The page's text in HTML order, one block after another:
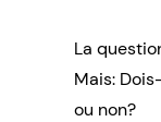
La
Mais:
ou non?